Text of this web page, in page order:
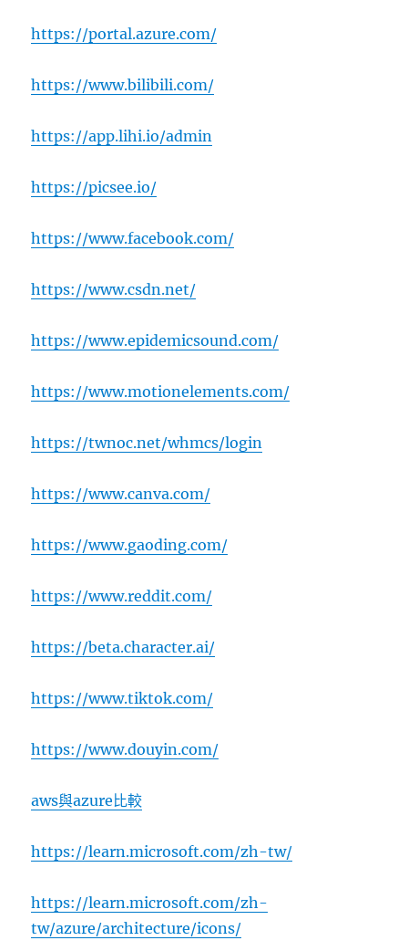
https://portal.azure.com/
https://www.bilibili.com/
https://app.lihi.io/admin
https://picsee.io/
https://www.facebook.com/
https://www.csdn.net/
https://www.epidemicsound.com/
https://www.motionelements.com/
https://twnoc.net/whmcs/login
https://www.canva.com/
https://www.gaoding.com/
https://www.reddit.com/
https://beta.character.ai/
https://www.tiktok.com/
https://www.douyin.com/
aws與azure比較
https://learn.microsoft.com/zh-tw/
https://learn.microsoft.com/zh-
tw/azure/architecture/icons/